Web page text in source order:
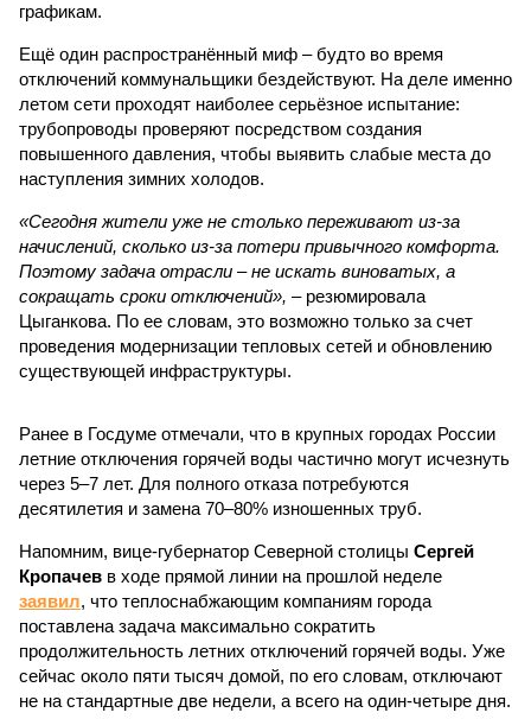
графикам.
Ещё один распространённый миф – будто во время
отключений коммунальщики бездействуют. На деле именно
летом сети проходят наиболее серьёзное испытание:
трубопроводы проверяют посредством создания
повышенного давления, чтобы выявить слабые места до
наступления зимних холодов.
«Сегодня жители уже не столько переживают из-за
начислений, сколько из-за потери привычного комфорта.
Поэтому задача отрасли – не искать виноватых, а
сокращать сроки отключений», – резюмировала
Цыганкова. По ее словам, это возможно только за счет
проведения модернизации тепловых сетей и обновлению
существующей инфраструктуры.
Ранее в Госдуме отмечали, что в крупных городах России
летние отключения горячей воды частично могут исчезнуть
через 5–7 лет. Для полного отказа потребуются
десятилетия и замена 70–80% изношенных труб.
Напомним, вице-губернатор Северной столицы Сергей
Кропачев в ходе прямой линии на прошлой неделе
заявил, что теплоснабжающим компаниям города
поставлена задача максимально сократить
продолжительность летних отключений горячей воды. Уже
сейчас около пяти тысяч домой, по его словам, отключают
не на стандартные две недели, а всего на один-четыре дня.